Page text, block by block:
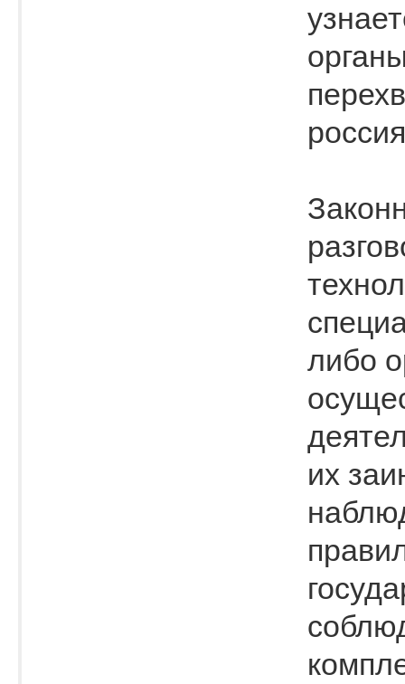
либо
их